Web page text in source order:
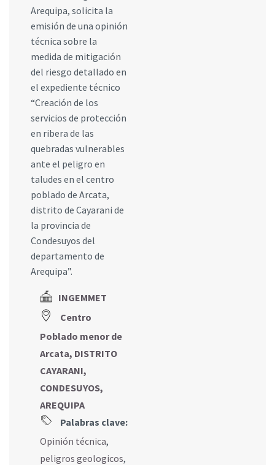
Arequipa, solicita la
emisión de una opinión
técnica sobre la
medida de mitigación
del riesgo detallado en
el expediente técnico
“Creación de los
servicios de protección
en ribera de las
quebradas vulnerables
ante el peligro en
taludes en el centro
poblado de Arcata,
distrito de Cayarani de
la provincia de
Condesuyos del
departamento de
Arequipa”.
INGEMMET
Centro
Poblado menor de
Arcata, DISTRITO
CAYARANI,
CONDESUYOS,
AREQUIPA
Palabras clave:
Opinión técnica,
peligros geologicos,